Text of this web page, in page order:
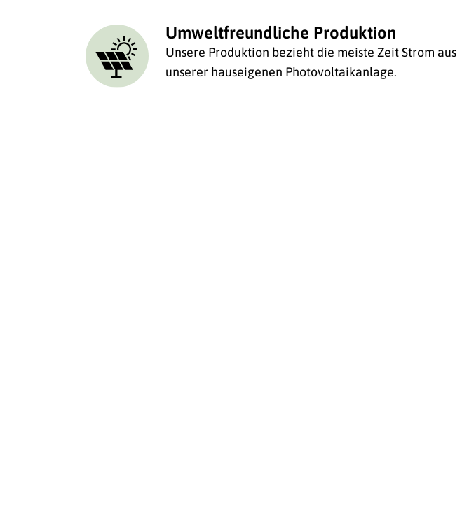
Umweltfreundliche Produktion
Unsere Produktion bezieht die meiste Zeit Strom aus
unserer hauseigenen Photovoltaikanlage.